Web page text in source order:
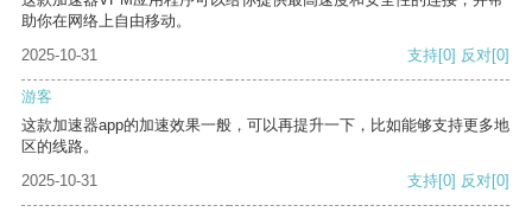
助你在网络上自由移动。
2025-10-31
支持[0] 反对[0]
游客
这款加速器app的加速效果一般，可以再提升一下，比如能够支持更多地
区的线路。
2025-10-31
支持[0] 反对[0]